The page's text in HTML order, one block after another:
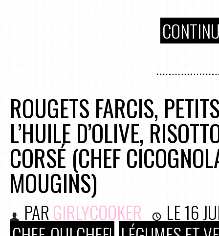
ROUGETS FARCIS,
L’HUILE D’OLIVE,
CORSÉ (CHEF
MOUGINS)
PAR GIRLYCOOKER LE16